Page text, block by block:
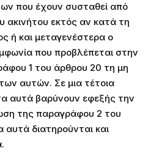
που έχουν συσταθεί από
ακινήτου εκτός αν κατά τη
ή και μεταγενέστερα ο
που προβλέπεται στην
1 του άρθρου 20 τη μη
αυτών. Σε μια τέτοια
αυτά βαρύνουν εφεξής την
της παραγράφου 2 του
αυτά διατηρούνται και